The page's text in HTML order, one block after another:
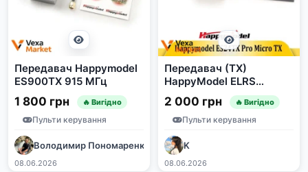
Передавач Happymodel
ES900TX 915 МГц
1 800 грн 🔥 Вигідно
Пульти керування
Володимир Пономаренко
08.06.2026
Передавач (TX)
HappyModel ELRS
ES24TX PRO 2.4GHz 1W
2 000 грн 🔥 Вигідно
Пульти керування
K
08.06.2026